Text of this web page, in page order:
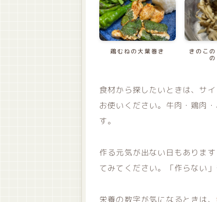
鶏むねの大葉巻き
きのこ
食材から探したいときは、サ
お使いください。牛肉・鶏肉
す。
作る元気が出ない日もありま
てみてください。「作らない
栄養の数字が気になるときは、